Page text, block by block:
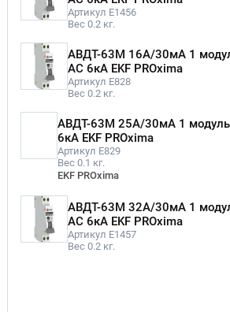
Артикул E1456
Вес 0.2 кг.
АВДТ-63М 16А/30мА 1
AС 6кА EKF PROxima
Артикул E828
Вес 0.2 кг.
АВДТ-63М 25А/30мА 1 модуль
6кА EKF PROxima
Артикул E829
Вес 0.1 кг.
EKF PROxima
АВДТ-63М 32А/30мА 1
AС 6кА EKF PROxima
Артикул E1457
Вес 0.2 кг.